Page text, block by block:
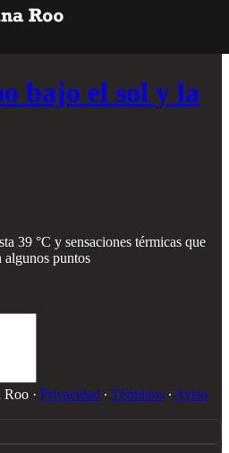
bajo el sol y la
39 °C y sensaciones térmicas que
algunos puntos
Roo · Privacidad ∙ Términos ∙ Aviso